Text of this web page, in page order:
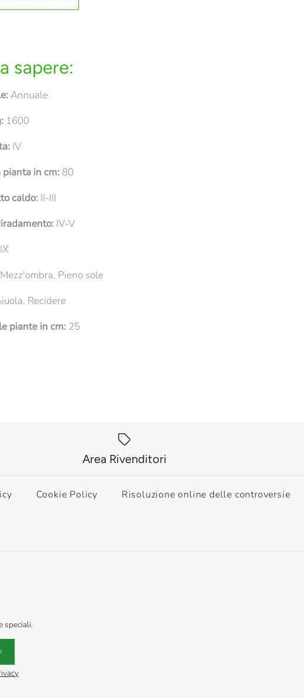
sapere:
Annuale
1600
IV
in cm: 80
caldo: II-III
IV-V
Mezz'ombra, Pieno sole
Recidere
piante in cm: 25
Area Rivenditori
Cookie Policy Risoluzione online delle controversie
speciali.